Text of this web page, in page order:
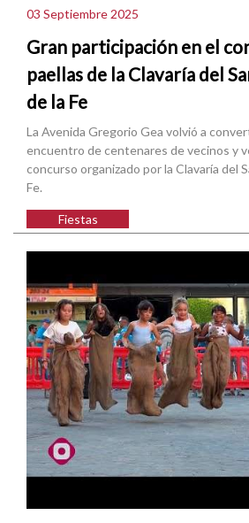
03 Septiembre 2025
Gran participación en el
paellas de la Clavaría del
de la Fe
La Avenida Gregorio Gea volvió a
encuentro de centenares de vecinos y
concurso organizado por la Clavaría del
Fe.
Fiestas